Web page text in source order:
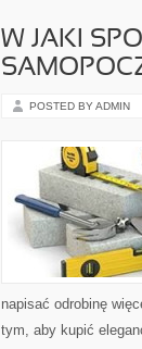
W JAKI
POSTED BY ADMIN
napisać odrobinę
tym, aby kupić